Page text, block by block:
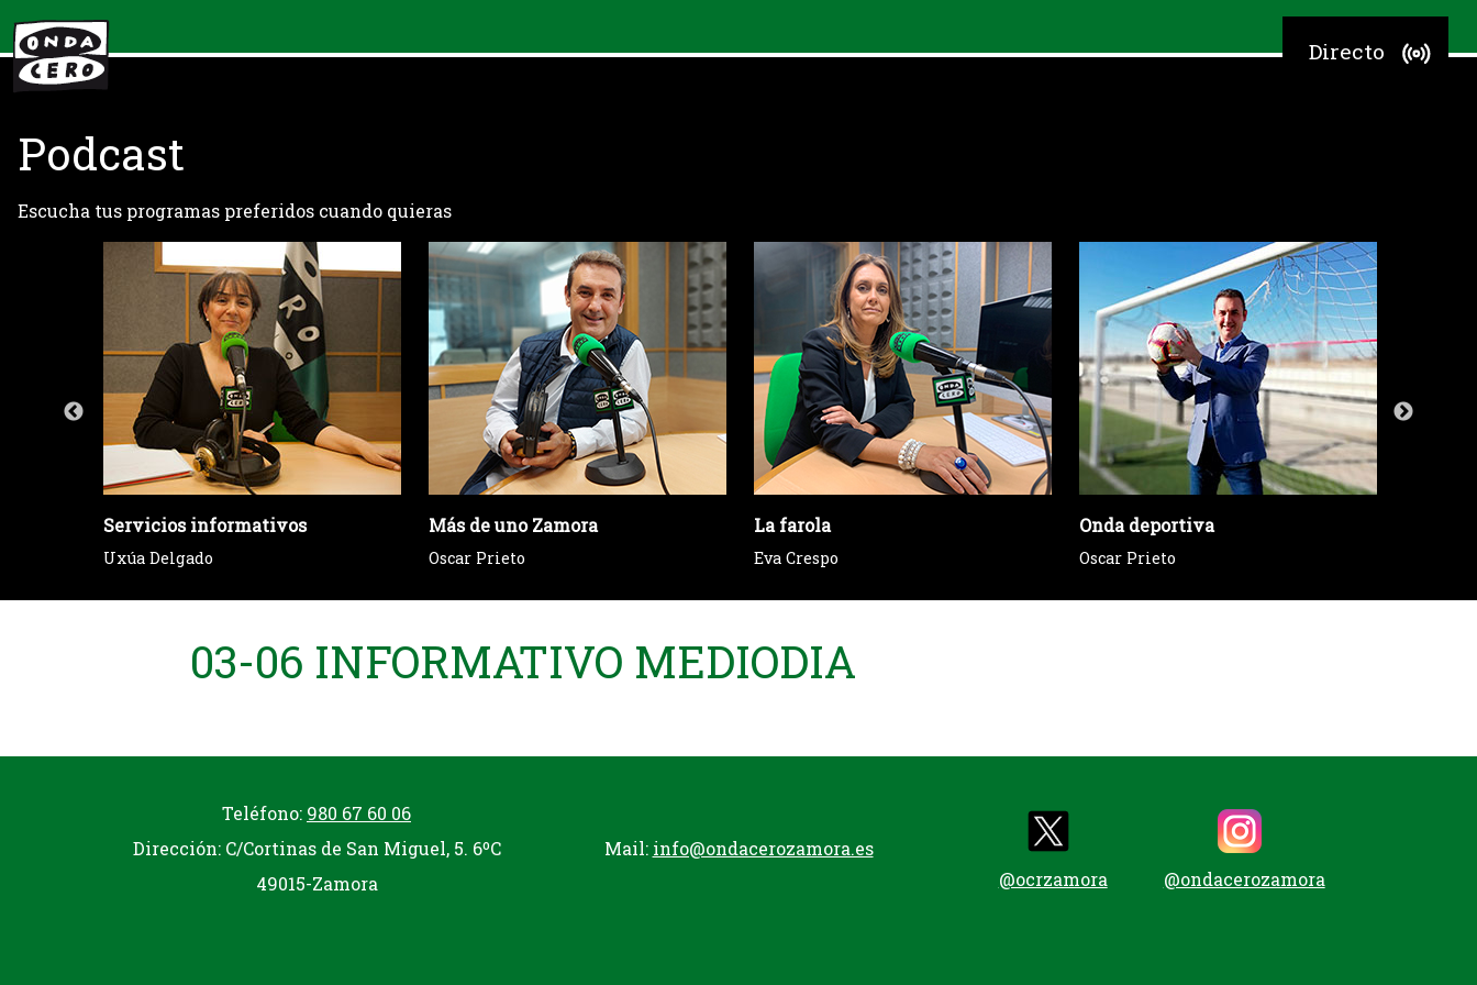
Directo
Podcast
Escucha tus programas preferidos cuando quieras
Servicios informativos
Uxúa Delgado
Más de uno Zamora
Oscar Prieto
La farola
Eva Crespo
Onda deportiva
Oscar Prieto
03-06 INFORMATIVO MEDIODIA
Teléfono: 980 67 60 06
Dirección: C/Cortinas de San Miguel, 5. 6ºC
49015-Zamora
Mail: info@ondacerozamora.es
@ocrzamora
@ondacerozamora